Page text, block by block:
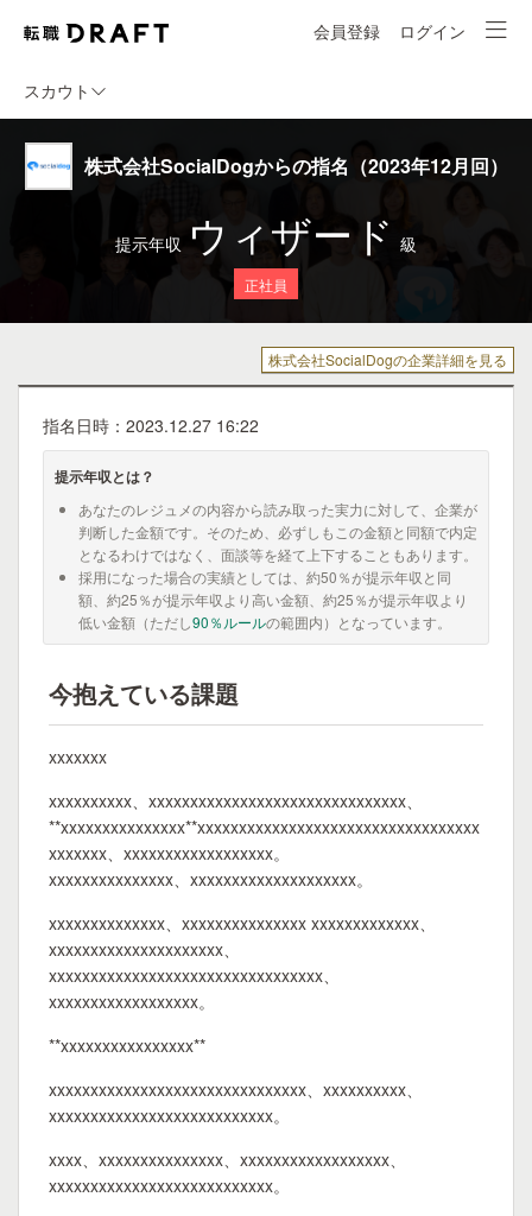
会員登録 ログイン
スカウト
株式会社SocialDogからの指名（2023年12月回）
提示年収 ウィザード 級
正社員
株式会社SocialDogの企業詳細を見る
指名日時：2023.12.27 16:22
提示年収とは？
あなたのレジュメの内容から読み取った実力に対して、企業が
判断した金額です。そのため、必ずしもこの金額と同額で内定
となるわけではなく、面談等を経て上下することもあります。
採用になった場合の実績としては、約50％が提示年収と同
額、約25％が提示年収より高い金額、約25％が提示年収より
低い金額（ただし90％ルールの範囲内）となっています。
今抱えている課題
xxxxxxx
xxxxxxxxxx、xxxxxxxxxxxxxxxxxxxxxxxxxxxxxxx、
**xxxxxxxxxxxxxxx**xxxxxxxxxxxxxxxxxxxxxxxxxxxxxxxxxx
xxxxxxx、xxxxxxxxxxxxxxxxxx。
xxxxxxxxxxxxxxx、xxxxxxxxxxxxxxxxxxxx。
xxxxxxxxxxxxxx、xxxxxxxxxxxxxxx xxxxxxxxxxxxx、
xxxxxxxxxxxxxxxxxxxxx、
xxxxxxxxxxxxxxxxxxxxxxxxxxxxxxxxx、
xxxxxxxxxxxxxxxxxx。
**xxxxxxxxxxxxxxxx**
xxxxxxxxxxxxxxxxxxxxxxxxxxxxxxx、xxxxxxxxxx、
xxxxxxxxxxxxxxxxxxxxxxxxxxx。
xxxx、xxxxxxxxxxxxxxx、xxxxxxxxxxxxxxxxxx、
xxxxxxxxxxxxxxxxxxxxxxxxxxx。